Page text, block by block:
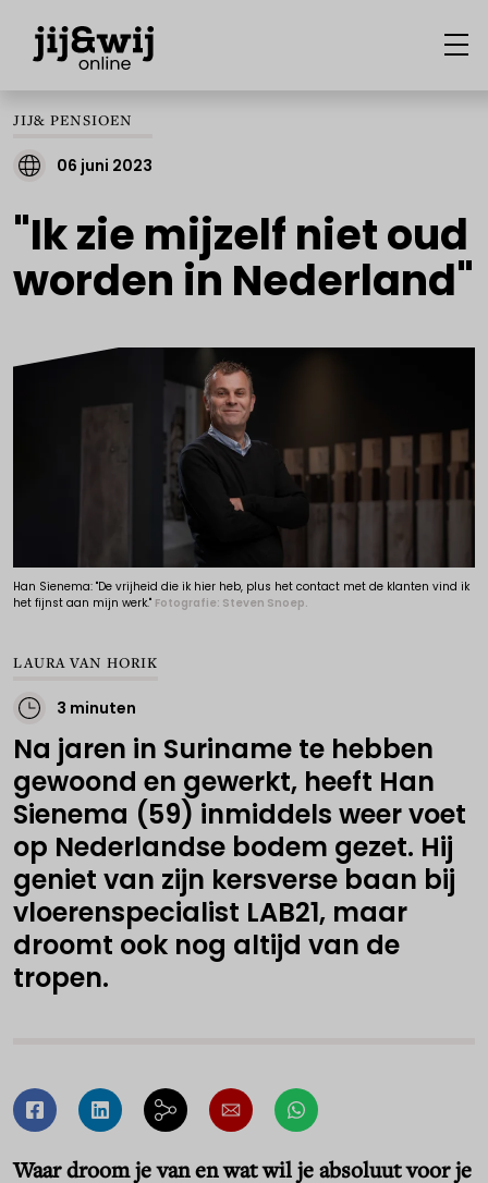
JIJ& PENSIOEN
06 juni 2023
"Ik zie mijzelf niet oud
worden in Nederland"
Han Sienema: "De vrijheid die ik hier heb, plus het contact met de klanten vind ik
het fijnst aan mijn werk." Fotografie: Steven Snoep.
LAURA VAN HORIK
3 minuten
Na jaren in Suriname te hebben
gewoond en gewerkt, heeft Han
Sienema (59) inmiddels weer voet
op Nederlandse bodem gezet. Hij
geniet van zijn kersverse baan bij
vloerenspecialist LAB21, maar
droomt ook nog altijd van de
tropen.
Waar droom je van en wat wil je absoluut voor je